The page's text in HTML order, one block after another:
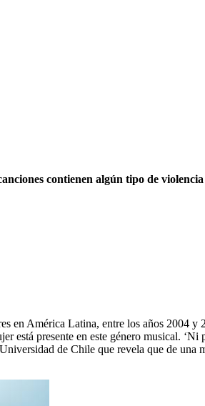
contienen algún tipo de violencia
en América Latina, entre los años 2004 y
está presente en este género musical. ‘Ni
de Chile que revela que de una